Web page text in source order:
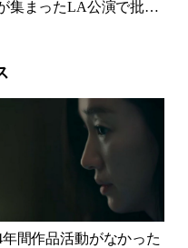
集まったLA公演で批判
年間作品活動がなかった